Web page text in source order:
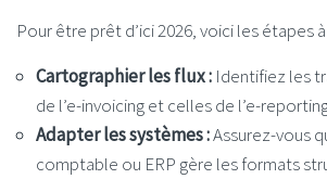
Pour être prêt d’ici 2026, voici les étapes à
Cartographier les flux : Identifiez les
de l’e-invoicing et celles de l’e-
Adapter les systèmes :Assurez-vous
comptable ou ERP gère les formats